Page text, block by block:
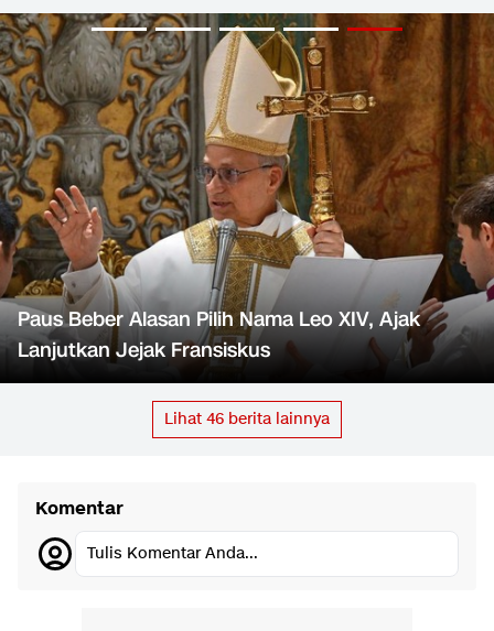
Paus Beber Alasan Pilih Nama Leo XIV, Ajak
Lanjutkan Jejak Fransiskus
Lihat 46 berita lainnya
Komentar
Tulis Komentar Anda...